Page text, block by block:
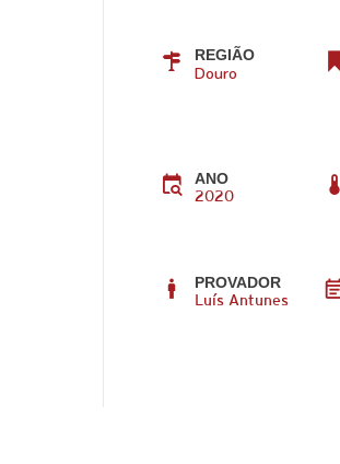
REGIÃO
Douro
ANO
2020
PROVADOR
Luís Antunes